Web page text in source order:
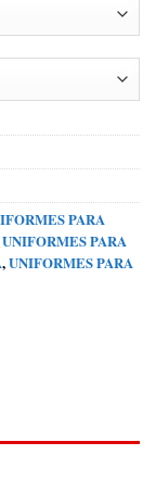
PARA
UNIFORMES PARA
,UNIFORMES PARA